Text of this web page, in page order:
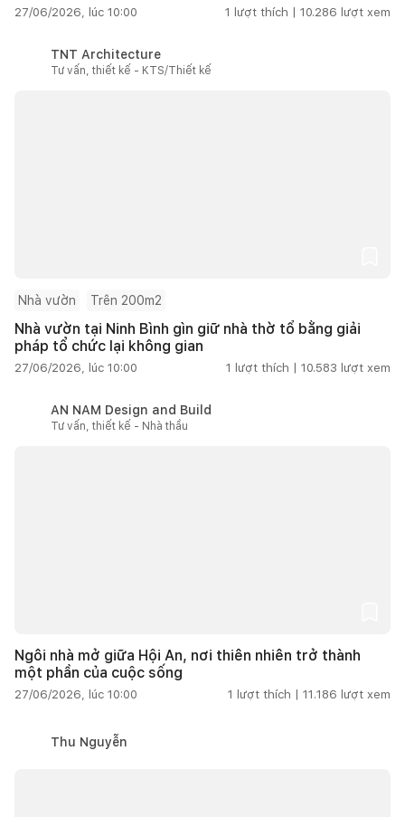
27/06/2026, lúc 10:00 1 lượt thích | 10.286 lượt xem
TNT Architecture
Tư vấn, thiết kế - KTS/Thiết kế
Nhà vườn Trên 200m2
Nhà vườn tại Ninh Bình gìn giữ nhà thờ tổ bằng giải
pháp tổ chức lại không gian
27/06/2026, lúc 10:00 1 lượt thích | 10.583 lượt xem
AN NAM Design and Build
Tư vấn, thiết kế - Nhà thầu
Ngôi nhà mở giữa Hội An, nơi thiên nhiên trở thành
một phần của cuộc sống
27/06/2026, lúc 10:00 1 lượt thích | 11.186 lượt xem
Thu Nguyễn